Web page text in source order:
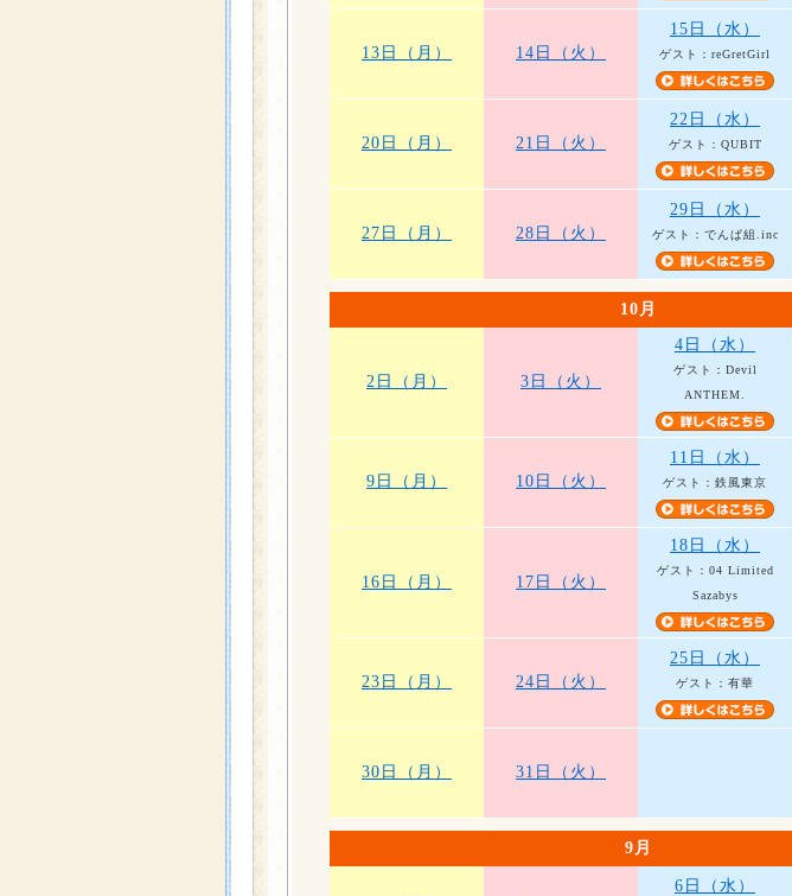
13日（月） 14日（火）
15日（水）
ゲスト：reGretGirl
20日（月） 21日（火）
22日（水）
ゲスト：QUBIT
27日（月） 28日（火）
29日（水）
ゲスト：でんぱ組.inc
10月
2日（月） 3日（火）
4日（水）
ゲスト：Devil
ANTHEM.
9日（月） 10日（火）
11日（水）
ゲスト：鉄風東京
16日（月） 17日（火）
18日（水）
ゲスト：04 Limited
Sazabys
23日（月） 24日（火）
25日（水）
ゲスト：有華
30日（月） 31日（火）
9月
6日（水）